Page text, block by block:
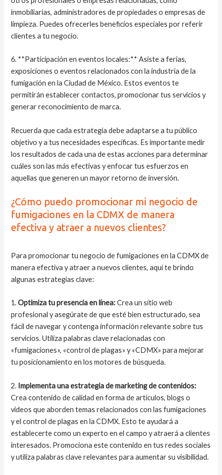
inmobiliarias, administradores de propiedades o empresas de
limpieza. Puedes ofrecerles beneficios especiales por referir
clientes a tu negocio.
6. **Participación en eventos locales:** Asiste a ferias,
exposiciones o eventos relacionados con la industria de la
fumigación en la Ciudad de México. Estos eventos te
permitirán establecer contactos, promocionar tus servicios y
generar reconocimiento de marca.
Recuerda que cada estrategia debe adaptarse a tu público
objetivo y a tus necesidades específicas. Es importante medir
los resultados de cada una de estas acciones para determinar
cuáles son las más efectivas y enfocar tus esfuerzos en
aquellas que generen un mayor retorno de inversión.
¿Cómo puedo promocionar mi negocio de
fumigaciones en la CDMX de manera
efectiva y atraer a nuevos clientes?
Para promocionar tu negocio de fumigaciones en la CDMX de
manera efectiva y atraer a nuevos clientes, aquí te brindo
algunas estrategias clave:
1.Optimiza tu presencia en línea:Crea un sitio web
profesional y asegúrate de que esté bien estructurado, sea
fácil de navegar y contenga información relevante sobre tus
servicios. Utiliza palabras clave relacionadas con
«fumigaciones», «control de plagas» y «CDMX» para mejorar
tu posicionamiento en los motores de búsqueda.
2. Implementa una estrategia de marketing de contenidos:
Crea contenido de calidad en forma de artículos, blogs o
videos que aborden temas relacionados con las fumigaciones
y el control de plagas en la CDMX. Esto te ayudará a
establecerte como un experto en el campo y atraerá a clientes
interesados. Promociona este contenido en tus redes sociales
y utiliza palabras clave relevantes para aumentar su visibilidad.